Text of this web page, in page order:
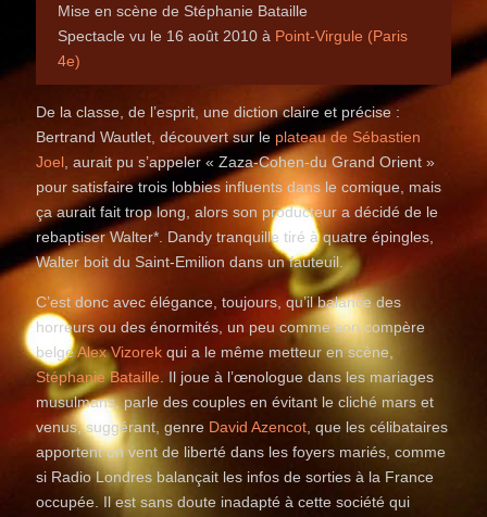
Mise en scène de Stéphanie Bataille
Spectacle vu le 16 août 2010 à Point-Virgule (Paris
4e)
De la classe, de l’esprit, une diction claire et précise :
Bertrand Wautlet, découvert sur le plateau de Sébastien
Joel, aurait pu s’appeler « Zaza-Cohen-du Grand Orient »
pour satisfaire trois lobbies influents dans le comique, mais
ça aurait fait trop long, alors son producteur a décidé de le
rebaptiser Walter*. Dandy tranquille tiré à quatre épingles,
Walter boit du Saint-Emilion dans un fauteuil.
C’est donc avec élégance, toujours, qu’il balance des
horreurs ou des énormités, un peu comme son compère
belgeAlex Vizorek qui a le même metteur en scène,
Stéphanie Bataille. Il joue à l’œnologue dans les mariages
musulmans, parle des couples en évitant le cliché mars et
venus, suggérant, genre David Azencot, que les célibataires
apportent un vent de liberté dans les foyers mariés, comme
si Radio Londres balançait les infos de sorties à la France
occupée. Il est sans doute inadapté à cette société qui